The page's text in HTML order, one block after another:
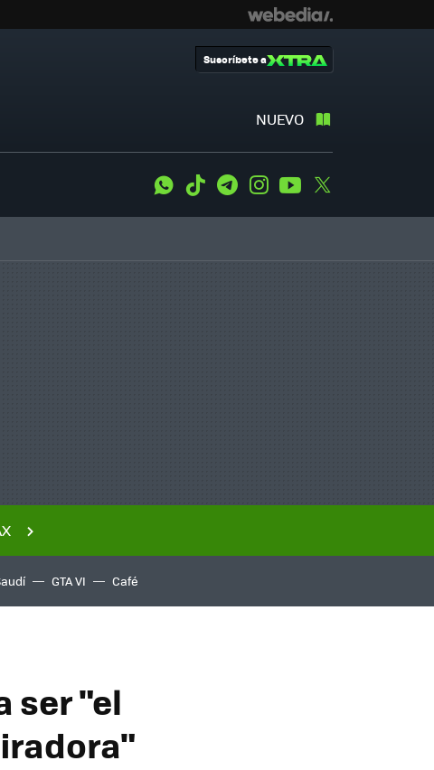
NUEVO
Suscríbete a
WhatsApp
Tiktok TelegramInstagramYoutube
GTA VI Café
ser "el